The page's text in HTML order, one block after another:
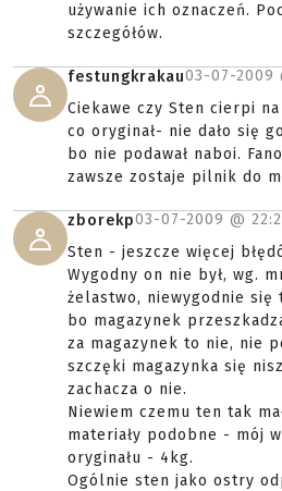
używanie ich oznaczeń.
szczegółów.
festungkrakau03-07-2009
Ciekawe czy Sten cierpi
co oryginał- nie dało się
bo nie podawał naboi.
zawsze zostaje pilnik do
zborekp03-07-2009 @
Sten - jeszcze więcej
Wygodny on nie był, wg.
żelastwo, niewygodnie się
bo magazynek
za magazynek to nie, nie
szczęki magazynka się
zachacza o nie.
Niewiem czemu ten tak
materiały podobne - mój
oryginału - 4kg.
Ogólnie sten jako ostry